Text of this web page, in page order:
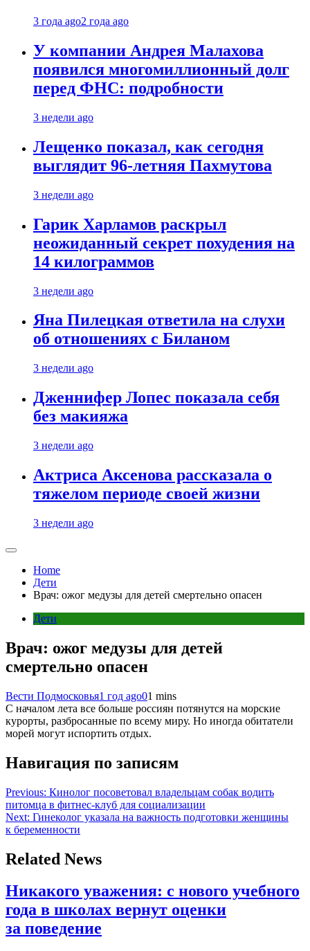
3 года ago2 года ago
У компании Андрея Малахова
появился многомиллионный долг
перед ФНС: подробности
3 недели ago
Лещенко показал, как сегодня
выглядит 96-летняя Пахмутова
3 недели ago
Гарик Харламов раскрыл
неожиданный секрет похудения на
14 килограммов
3 недели ago
Яна Пилецкая ответила на слухи
об отношениях с Биланом
3 недели ago
Дженнифер Лопес показала себя
без макияжа
3 недели ago
Актриса Аксенова рассказала о
тяжелом периоде своей жизни
3 недели ago
Home
Дети
Врач: ожог медузы для детей смертельно опасен
Дети
Врач: ожог медузы для детей
смертельно опасен
Вести Подмосковья1 год ago01 mins
С началом лета все больше россиян потянутся на морские
курорты, разбросанные по всему миру. Но иногда обитатели
морей могут испортить отдых.
Навигация по записям
Previous: Кинолог посоветовал владельцам собак водить
питомца в фитнес-клуб для социализации
Next: Гинеколог указала на важность подготовки женщины
к беременности
Related News
Никакого уважения: с нового учебного
года в школах вернут оценки
за поведение